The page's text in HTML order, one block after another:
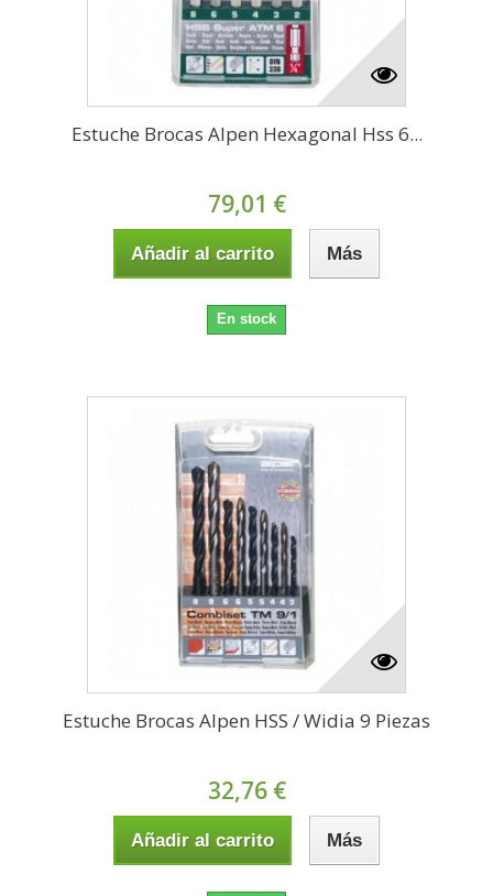
Estuche Brocas Alpen Hexagonal Hss 6...
79,01 €
Añadir al carrito Más
En stock
Estuche Brocas Alpen HSS / Widia 9 Piezas
32,76 €
Añadir al carrito Más